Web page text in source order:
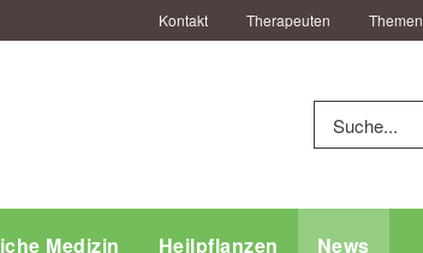
Kontakt Therapeuten Themen
Medizin Heilpflanzen News